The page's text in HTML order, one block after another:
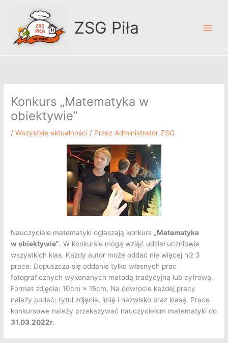
ZSG Piła
Konkurs „Matematyka w
obiektywie”
/Wszystkie aktualności / Przez Administrator ZSG
Nauczyciele matematyki ogłaszają konkurs „Matematyka
w obiektywie”. W konkursie mogą wziąć udział uczniowie
wszystkich klas. Każdy autor może oddać nie więcej niż 3
prace. Dopuszcza się oddanie tylko własnych prac
fotograficznych wykonanych metodą tradycyjną lub cyfrową.
Format zdjęcia: 10cm × 15cm. Na odwrocie każdej pracy
należy podać: tytuł zdjęcia, imię i nazwisko oraz klasę. Prace
konkursowe należy przekazywać nauczycielom matematyki do
31.03.2022r.
m